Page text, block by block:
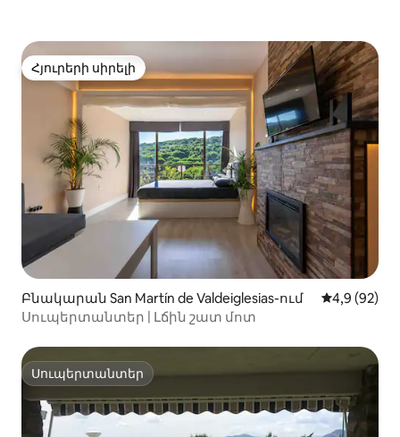
Հյուրերի սիրելի
Հյուրերի սիրելի
Բնակարան San Martín de Valdeiglesias-ում Միջին
4,9 (92)
Սուպերտանտեր | Լճին շատ մոտ
Սուպերտանտեր
Սուպերտանտեր